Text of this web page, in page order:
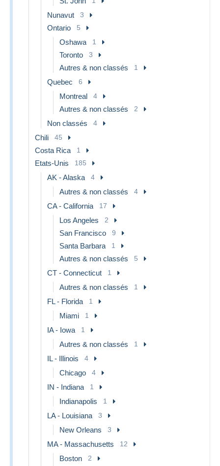
Nunavut 3
Ontario 5
Oshawa 1
Toronto 3
Autres & non classés 1
Quebec 6
Montreal 4
Autres & non classés 2
Non classés 4
Chili 45
Costa Rica 1
Etats-Unis 185
AK - Alaska 4
Autres & non classés 4
CA - California 17
Los Angeles 2
San Francisco 9
Santa Barbara 1
Autres & non classés 5
CT - Connecticut 1
Autres & non classés 1
FL - Florida 1
Miami 1
IA - Iowa 1
Autres & non classés 1
IL - Illinois 4
Chicago 4
IN - Indiana 1
Indianapolis 1
LA - Louisiana 3
New Orleans 3
MA - Massachusetts 12
Boston 2